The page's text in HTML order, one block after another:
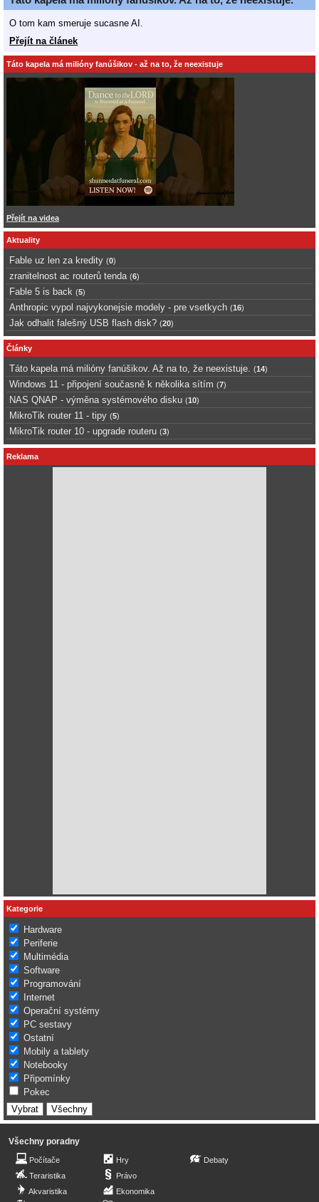
O tom kam smeruje sucasne AI.
Přejít na článek
Táto kapela má milióny fanúšikov - až na to, že neexistuje
Přejít na videa
Aktuality
Fable uz len za kredity (0)
zranitelnost ac routerů tenda (6)
Fable 5 is back (5)
Anthropic vypol najvykonejsie modely - pre vsetkych (16)
Jak odhalit falešný USB flash disk? (20)
Články
Táto kapela má milióny fanúšikov. Až na to, že neexistuje. (14)
Windows 11 - připojení současně k několika sítím (7)
NAS QNAP - výměna systémového disku (10)
MikroTik router 11 - tipy (5)
MikroTik router 10 - upgrade routeru (3)
Reklama
Kategorie
Hardware
Periferie
Multimédia
Software
Programování
Internet
Operační systémy
PC sestavy
Ostatní
Mobily a tablety
Notebooky
Připomínky
Pokec
Všechny poradny
Počítače
Teraristika
Akvaristika
Hry
Právo
Ekonomika
Debaty